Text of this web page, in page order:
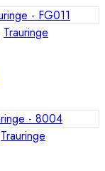
Trauringe
Trauringe